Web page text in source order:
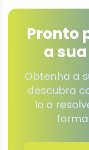
Pronto
a
Obtenha a
descubra
lo a